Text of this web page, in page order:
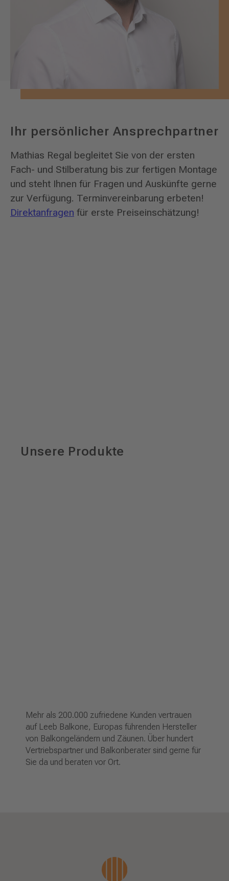
Ihr persönlicher Ansprechpartner
Mathias Regal begleitet Sie von der ersten
Fach- und Stilberatung bis zur fertigen Montage
und steht Ihnen für Fragen und Auskünfte gerne
zur Verfügung. Terminvereinbarung erbeten!
Direktanfragen für erste Preiseinschätzung!
Unsere Produkte
Mehr als 200.000 zufriedene Kunden vertrauen
auf Leeb Balkone, Europas führenden Hersteller
von Balkongeländern und Zäunen. Über hundert
Vertriebspartner und Balkonberater sind gerne für
Sie da und beraten vor Ort.